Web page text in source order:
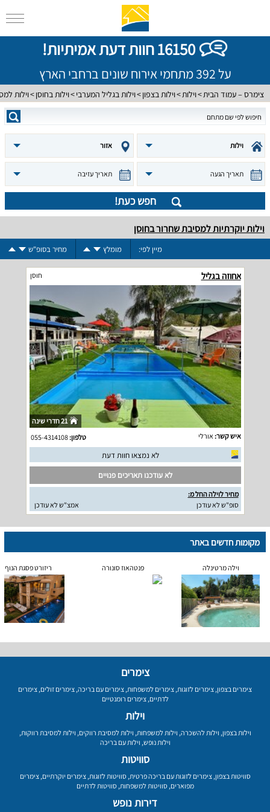
16150 חוות דעת אמיתיות!
על 392 מתחמי אירוח שונים ברחבי הארץ
צימרס – עמוד הבית וילות וילות בצפון וילות בגליל המערבי וילות בחוסן וילות
וילות אזור
תאריך הגעה תאריך עזיבה
חפש כעת!
וילות יוקרתיות למסיבת שחרור בחוסן
מיין לפי: מומלץ מחיר בסופ"ש
אחוזה בגליל חוסן
21 חדרי שינה
איש קשר: אורלי טלפון:055-4314108
לא נמצאו חוות דעת
לא עודכנו תאריכים פנויים
מחיר לוילה החל מ:
סופ"ש לא עודכן
אמצ"ש לא עודכן
מקומות חדשים באתר
וילה מרטינלה פנטהאוז סונורה ריזורט פסגת הנוף
צימרים
צימרים בצפון, צימרים לזוגות, צימרים למשפחות, צימרים עם בריכה, צימרים זולים, צימרים
לדתיים,צימרים רומנטיים
וילות
וילות בצפון, וילות להשכרה, וילות למשפחות, וילות למסיבת רווקים, וילות למסיבת רווקות,
וילות נופש, וילות עם בריכה
סוויטות
סוויטות בצפון,צימרים לזוגות עם בריכה פרטית,סוויטות לזוגות,צימרים יוקרתיים,צימרים
מפוארים,סוויטות למשפחות,סוויטות לדתיים
דירות נופש